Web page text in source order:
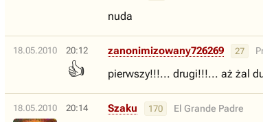
nuda
18.05.2010 20:12
👍
zanonimizowany726269 27
pierwszy!!!... drugi!!!... aż żal
18.05.2010 20:14 Szaku 170 El Grande Padre